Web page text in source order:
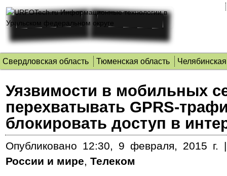
Свердловская область Тюменская область
Уязвимости в мобильных
перехватывать GPRS-
блокировать доступ в
Опубликовано 12:30, 9 февраля, 2015 г.
России и мире, Телеком